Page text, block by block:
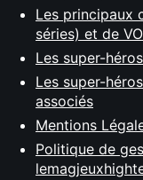
Les principaux
séries) et de
Les super-
Les super-
associés
Mentions
Politique de